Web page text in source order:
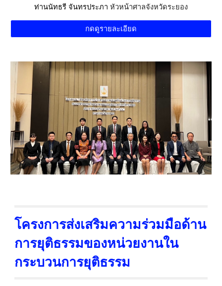
ท่านนัทธรี จันทรประภา หัวหน้าศาลจังหวัดระยอง
กดดูรายละเอียด
โครงการส่งเสริมความร่วมมือด้าน
การยุติธรรมของหน่วยงานใน
กระบวนการยุติธรรม